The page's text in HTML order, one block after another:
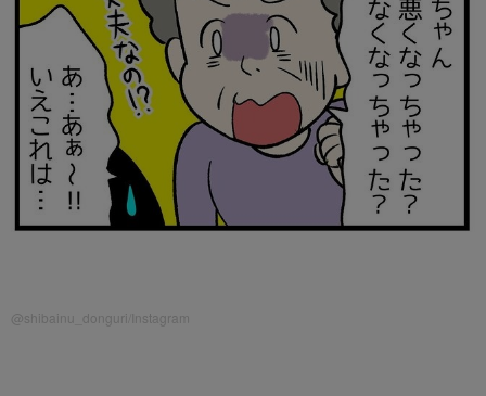
@shibainu_donguri/Instagram